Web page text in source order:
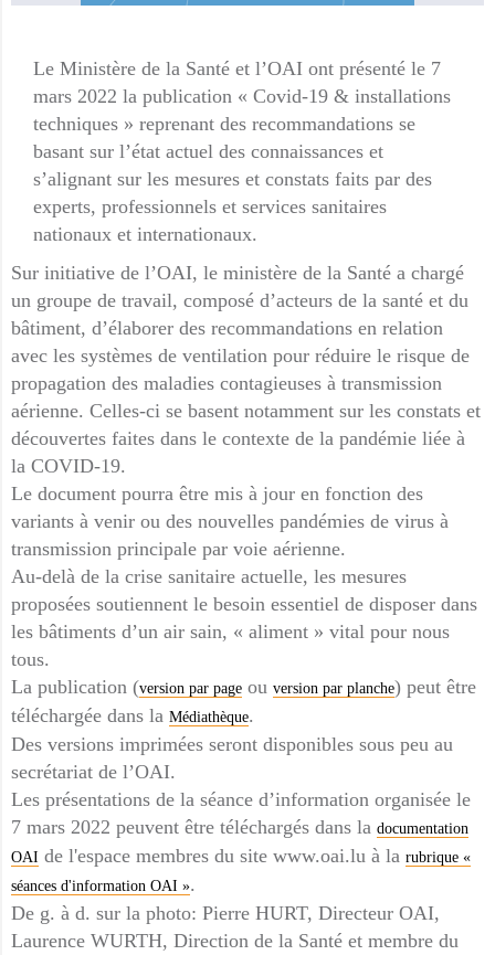
Le Ministère de la Santé et l’OAI ont présenté le 7
mars 2022 la publication « Covid-19 & installations
techniques » reprenant des recommandations se
basant sur l’état actuel des connaissances et
s’alignant sur les mesures et constats faits par des
experts, professionnels et services sanitaires
nationaux et internationaux.
Sur initiative de l’OAI, le ministère de la Santé a chargé
un groupe de travail, composé d’acteurs de la santé et du
bâtiment, d’élaborer des recommandations en relation
avec les systèmes de ventilation pour réduire le risque de
propagation des maladies contagieuses à transmission
aérienne. Celles-ci se basent notamment sur les constats et
découvertes faites dans le contexte de la pandémie liée à
la COVID-19.
Le document pourra être mis à jour en fonction des
variants à venir ou des nouvelles pandémies de virus à
transmission principale par voie aérienne.
Au-delà de la crise sanitaire actuelle, les mesures
proposées soutiennent le besoin essentiel de disposer dans
les bâtiments d’un air sain, « aliment » vital pour nous
tous.
La publication (version par page ou version par planche) peut être
téléchargée dans la Médiathèque.
Des versions imprimées seront disponibles sous peu au
secrétariat de l’OAI.
Les présentations de la séance d’information organisée le
7 mars 2022 peuvent être téléchargés dans la documentation
OAI de l'espace membres du site www.oai.lu à la rubrique «
séances d'information OAI ».
De g. à d. sur la photo: Pierre HURT, Directeur OAI,
Laurence WURTH, Direction de la Santé et membre du